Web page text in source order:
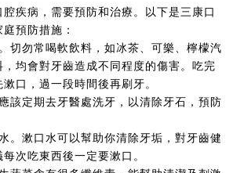
疾病，需要預防和治療。以下是三康口
庭預防措施：
切勿常喝軟飲料，如冰茶、可樂、檸檬汽
均會對牙齒造成不同程度的傷害。吃完
口，過一段時間後再刷牙。
該定期去牙醫處洗牙，以清除牙石，預防
。漱口水可以幫助你清除牙垢，對牙齒健
次吃東西後一定要漱口。